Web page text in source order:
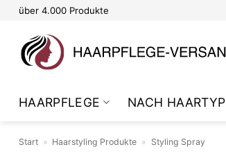
Zum
springen
über 4.000 Produkte
HAARPFLEGE NACH HAARTYP
Start » Haarstyling Produkte » Styling Spray